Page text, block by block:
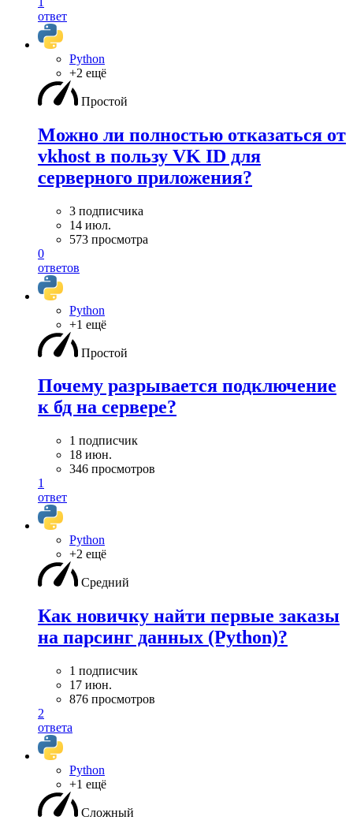
ответ
Python
+2 ещё
Простой
Можно ли полностью отказаться от
vkhost в пользу VK ID для
серверного приложения?
3 подписчика
14 июл.
573 просмотра
0
ответов
Python
+1 ещё
Простой
Почему разрывается подключение
к бд на сервере?
1 подписчик
18 июн.
346 просмотров
1
ответ
Python
+2 ещё
Средний
Как новичку найти первые заказы
на парсинг данных (Python)?
1 подписчик
17 июн.
876 просмотров
2
ответа
Python
+1 ещё
Сложный